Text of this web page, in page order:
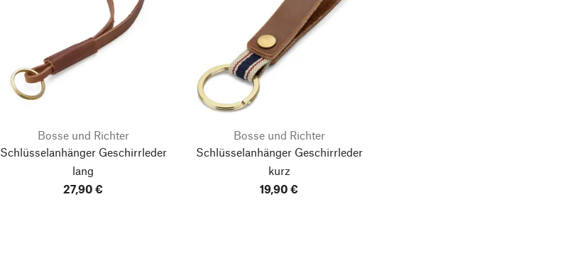
Bosse und Richter
Schlüsselanhänger Geschirrleder
lang
27,90 €
Bosse und Richter
Schlüsselanhänger Geschirrleder
kurz
19,90 €